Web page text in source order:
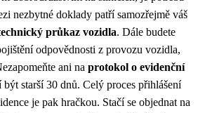
nezbytné doklady patří samozřejmě váš
průkaz vozidla. Dále budete
odpovědnosti z provozu vozidla,
ani na protokol o evidenční
být starší 30 dnů. Celý proces přihlášení
je pak hračkou. Stačí se objednat na